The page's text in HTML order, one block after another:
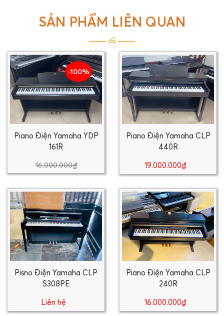
SẢN PHẨM LIÊN QUAN
-100%
Piano Điện Yamaha YDP
161R
16.000.000₫
Piano Điện Yamaha CLP
440R
19.000.000₫
Pisno Điện Yamaha CLP
S308PE
Liên hệ
Piano Điện Yamaha CLP
240R
16.000.000₫